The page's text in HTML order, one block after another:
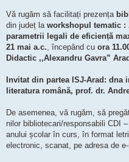
Vă rugăm să facilitați prezența
din județ la workshopul tematic :
parametrii legali de eficiență
21 mai a.c., începând cu ora
Didactic ,,Alexandru Gavra”
Invitat din partea ISJ-Arad:
literatura română, prof. dr.
De asemenea, vă rugăm, să
nilor bibliotecari/responsabili CDI
anului școlar în curs, în format
electronic, scanat, pe adresa de